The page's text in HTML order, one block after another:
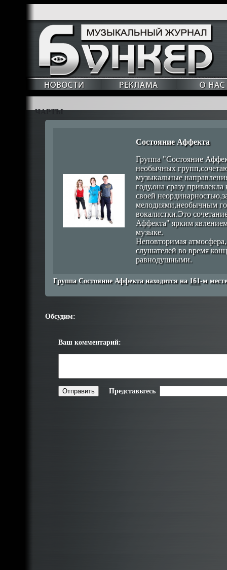
ЧАРТЫ
Состояние Аффекта
Группа "Состояние
необычных
музыкальные
году,она сразу
своей
мелодиями,необычным
вокалистки.Это
Аффекта" ярким
музыке.
Неповторимая
слушателей во время
равнодушными.
Группа Состояние Аффекта находится на 161-м
Обсудим:
Ваш комментарий:
Представьтесь